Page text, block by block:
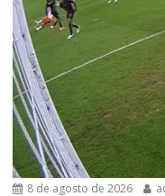
8 de agosto de 2026